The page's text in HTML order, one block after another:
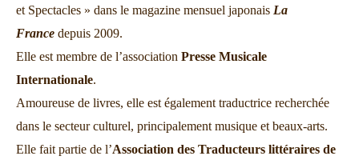
et Spectacles » dans le magazine mensuel japonais La
France depuis 2009.
Elle est membre de l’association Presse Musicale
Internationale.
Amoureuse de livres, elle est également traductrice recherchée
dans le secteur culturel, principalement musique et beaux-arts.
Elle fait partie de l’Association des Traducteurs littéraires de